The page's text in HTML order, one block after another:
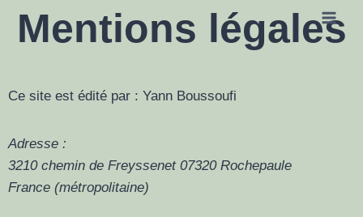
Mentions légales
Ce site est édité par : Yann Boussoufi
Adresse :
3210 chemin de Freyssenet 07320 Rochepaule
France (métropolitaine)